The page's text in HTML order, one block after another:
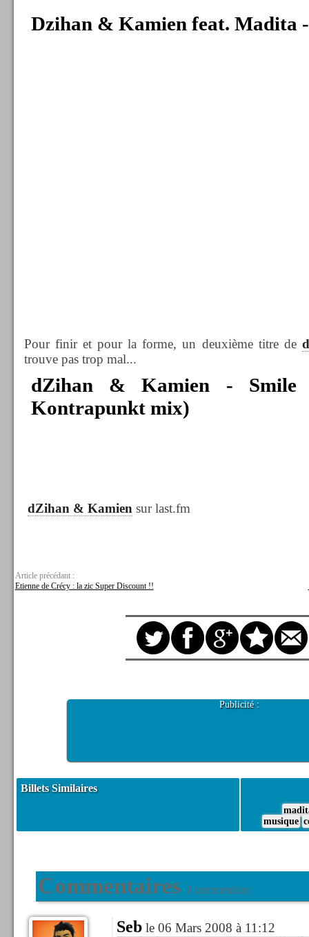
Dzihan & Kamien feat. Madita
Pour finir et pour la forme, un deuxième titre de
trouve pas trop mal...
dZihan & Kamien -
Kontrapunkt mix)
dZihan & Kamien sur last.fm
Article précédant :
Etienne de Crécy : la zic Super Discount !!
Publicité :
Billets Similaires
musique
Commentaires 1 commentaire
Seble 06 Mars 2008 à 11:12